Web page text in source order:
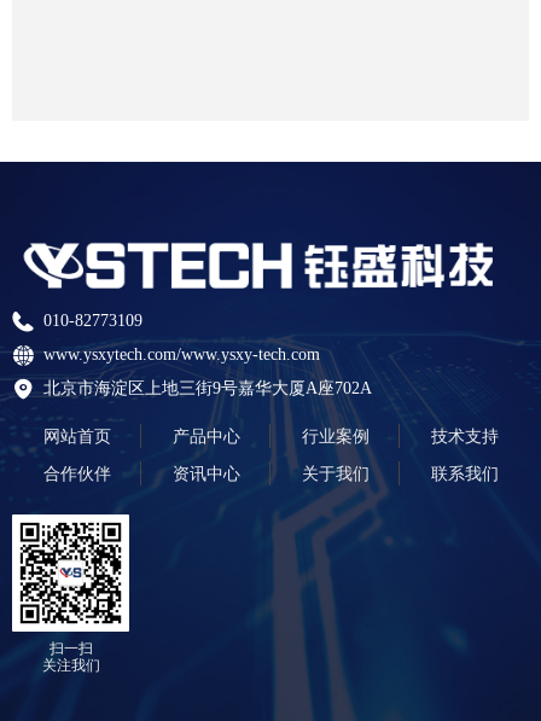
010-82773109
www.ysxytech.com/www.ysxy-tech.com
北京市海淀区上地三街9号嘉华大厦A座702A
网站首页 产品中心 行业案例 技术支持
合作伙伴 资讯中心 关于我们 联系我们
扫一扫
关注我们